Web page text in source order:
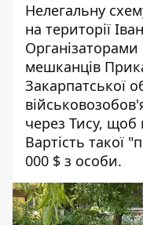
Нелегальну
на території
мешканців
Закарпатської
через Тису, щоб
Вартість такої
000 $ з особи.